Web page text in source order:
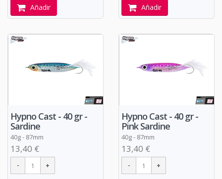
Añadir Añadir
Hypno Cast - 40 gr -
Sardine
40g - 87mm
13,40 €
Hypno Cast - 40 gr -
Pink Sardine
40g - 87mm
13,40 €